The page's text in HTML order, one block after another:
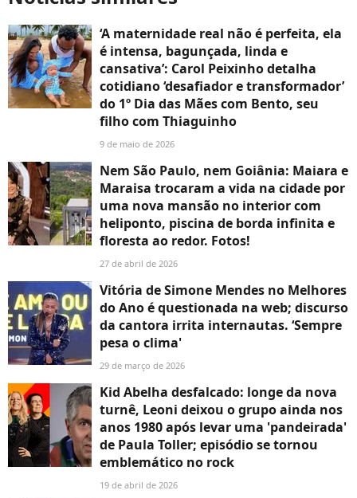
‘A maternidade real não é perfeita, ela
é intensa, bagunçada, linda e
cansativa’: Carol Peixinho detalha
cotidiano ‘desafiador e transformador’
do 1º Dia das Mães com Bento, seu
filho com Thiaguinho
9 de maio de 2026
Nem São Paulo, nem Goiânia: Maiara e
Maraisa trocaram a vida na cidade por
uma nova mansão no interior com
heliponto, piscina de borda infinita e
floresta ao redor. Fotos!
27 de abril de 2026
Vitória de Simone Mendes no Melhores
do Ano é questionada na web; discurso
da cantora irrita internautas. ‘Sempre
pesa o clima'
29 de março de 2026
Kid Abelha desfalcado: longe da nova
turnê, Leoni deixou o grupo ainda nos
anos 1980 após levar uma 'pandeirada'
de Paula Toller; episódio se tornou
emblemático no rock
19 de abril de 2026